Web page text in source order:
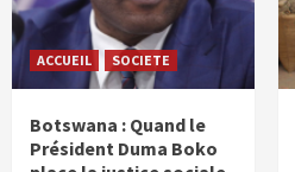
ACCUEIL SOCIETE
Botswana : Quand le
Président Duma Boko